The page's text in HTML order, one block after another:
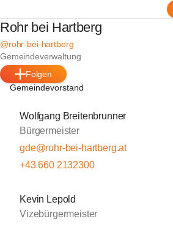
Rohr bei Hartberg
@rohr-bei-hartberg
Gemeindeverwaltung
Folgen
Gemeindevorstand
Wolfgang Breitenbrunner
Bürgermeister
gde@rohr-bei-hartberg.at
+43 660 2132300
Kevin Lepold
Vizebürgermeister